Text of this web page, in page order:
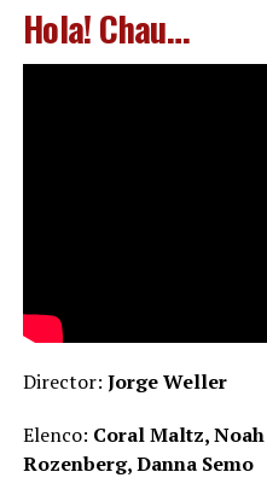
Hola! Chau…
Director: Jorge Weller
Elenco: Coral Maltz,
Rozenberg, Danna Semo